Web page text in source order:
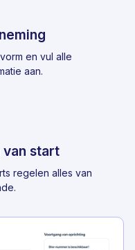
en vul alle
aan.
start
regelen alles van